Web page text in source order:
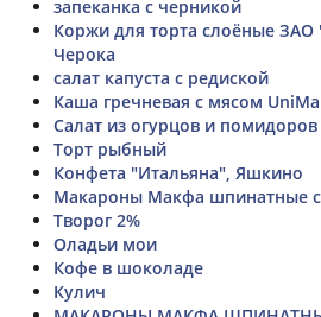
запеканка с черникой
Коржи для торта слоёные
Черока
салат капуста с редиской
Каша гречневая с мясом
Салат из огурцов и
Торт рыбный
Конфета "Итальяна", Яшкино
Макароны Макфа шпинатные
Творог 2%
Оладьи мои
Кофе в шоколаде
Кулич